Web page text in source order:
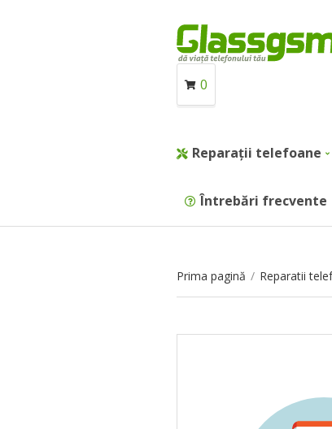
0
Reparații telefoane
Întrebări frecvente
Prima pagină / Reparatii